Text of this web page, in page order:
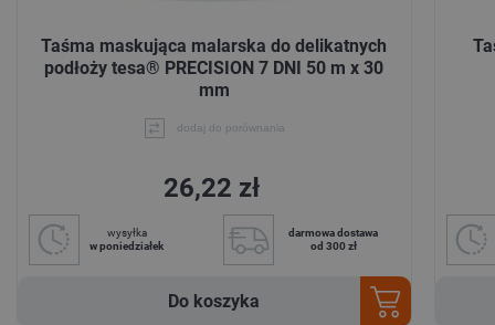
Taśma maskująca malarska do delikatnych
podłoży tesa® PRECISION 7 DNI 50 m x 30
mm
dodaj do porównania
26,22 zł
wysyłka
w poniedziałek
darmowa dostawa
od 300 zł
Do koszyka